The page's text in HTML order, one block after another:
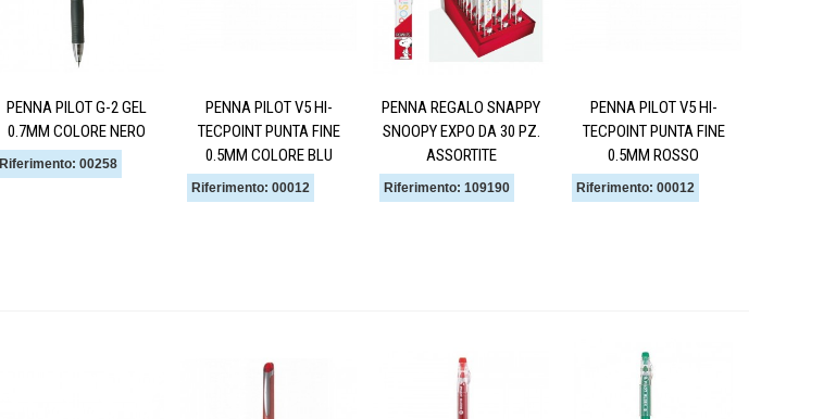
PENNA PILOT G-2 GEL
0.7MM COLORE NERO
Riferimento: 00258
PENNA PILOT V5 HI-
TECPOINT PUNTA FINE
0.5MM COLORE BLU
Riferimento: 00012
PENNA REGALO SNAPPY
SNOOPY EXPO DA 30 PZ.
ASSORTITE
Riferimento: 109190
PENNA PILOT V5 HI-
TECPOINT PUNTA FINE
0.5MM ROSSO
Riferimento: 00012